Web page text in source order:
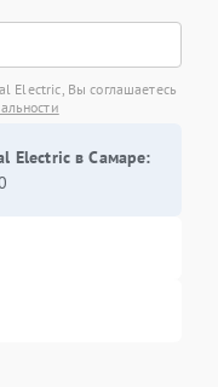
Electric, Вы соглашаетесь
Electric в Самаре: